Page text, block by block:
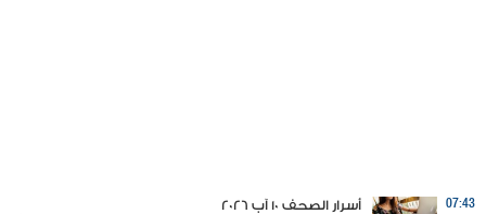
07:43
أسرار الصحف 10 آب 2026